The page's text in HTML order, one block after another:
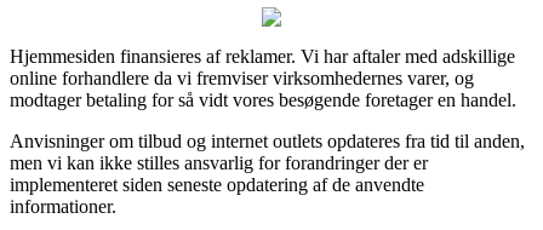
Hjemmesiden finansieres af reklamer. Vi har aftaler med adskillige
online forhandlere da vi fremviser virksomhedernes varer, og
modtager betaling for så vidt vores besøgende foretager en handel.
Anvisninger om tilbud og internet outlets opdateres fra tid til anden,
men vi kan ikke stilles ansvarlig for forandringer der er
implementeret siden seneste opdatering af de anvendte
informationer.